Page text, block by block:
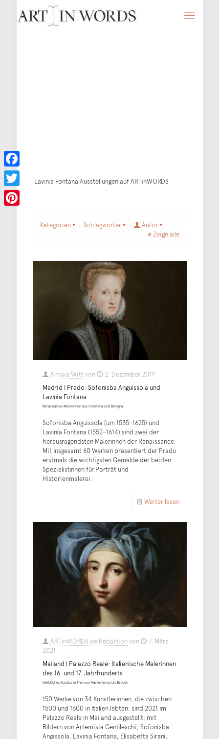
Lavinia Fontana Ausstellungen auf ARTinWORDS
Kategorien Schlagwörter
Autor
Zeige alle
Amalia Witt von
2. Dezember 2019
Madrid | Prado: Sofonisba Anguissola und
Lavinia Fontana
Renaissance-Malerinnen aus Cremona und Bologna
Sofonisba Anguissola (um 1535–1625) und
Lavinia Fontana (1552–1614) sind zwei der
herausragendsten Malerinnen der Renaissance.
Mit insgesamt 60 Werken präsentiert der Prado
erstmals die wichtigsten Gemälde der beiden
Spezialistinnen für Porträt und
Historienmalerei.
Weiter lesen
ARTinWORDS.de Redaktionvon
7. März
2021
Mailand | Palazzo Reale: Italienische Malerinnen
des 16. und 17. Jahrhunderts
Weibliches Kunstschaffen von Manierismus bis Barock
150 Werke von 34 Künstlerinnen, die zwischen
1500 und 1600 in Italien lebten, sind 2021 im
Palazzo Reale in Mailand ausgestellt: mit
Bildern von Artemisia Gentileschi, Sofonisba
Angissola, Lavinia Fontana, Elisabetta Sirani,
Facebook
Twitter